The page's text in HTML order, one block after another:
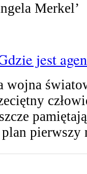
Merkel’
jest
wojna